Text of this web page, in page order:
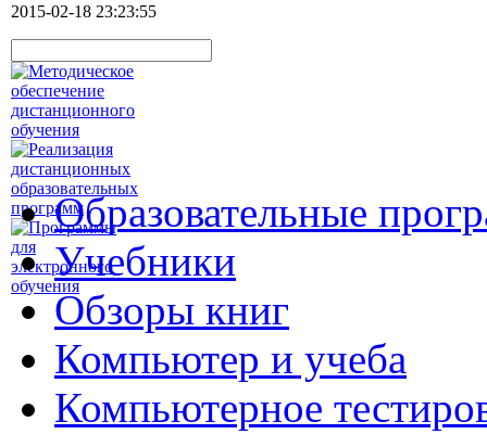
2015-02-18 23:23:55
Образовательные
Учебники
Обзоры книг
Компьютер и учеба
Компьютерное